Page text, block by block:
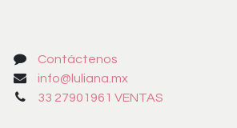
Contáctenos
info@luliana.mx
33 27901961 VENTAS